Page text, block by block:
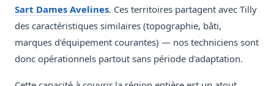
Sart Dames Avelines. Ces territoires partagent avec Tilly
des caractéristiques similaires (topographie, bâti,
marques d'équipement courantes) — nos techniciens sont
donc opérationnels partout sans période d'adaptation.